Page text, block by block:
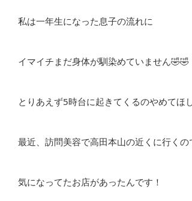
私は一年生になった息子の流れに
イマイチまだ身体が馴染めていません🤣🤣
とりあえず5時台に起きてくるのやめてほ
最近、訪問美容で高田本山の近くに行くの
気になってたお店があったんです！